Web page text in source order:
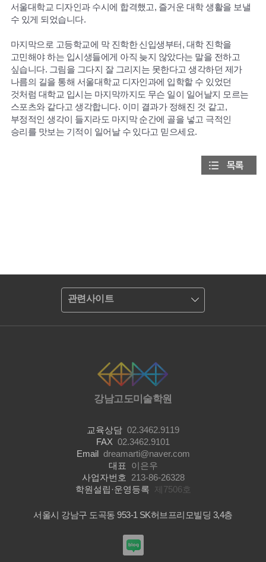
서울대학교 디자인과 수시에 합격했고, 즐거운 대학 생활을 보낼
수 있게 되었습니다.
마지막으로 고등학교에 막 진학한 신입생부터, 대학 진학을
고민해야 하는 입시생들에게 아직 늦지 않았다는 말을 전하고
싶습니다. 그림을 그다지 잘 그리지는 못한다고 생각하던 제가
나름의 길을 통해 서울대학교 디자인과에 입학할 수 있었던
것처럼 대학교 입시는 마지막까지도 무슨 일이 일어날지 모르는
스포츠와 같다고 생각합니다. 이미 결과가 정해진 것 같고,
부정적인 생각이 들지라도 마지막 순간에 골을 넣고 극적인
승리를 맛보는 기적이 일어날 수 있다고 믿으세요.
관련사이트
강남고도미술학원
교육상담 02.3462.9119
FAX 02.3462.9101
Email dreamarti@naver.com
대표
이은우
사업자번호
213-86-26328
학원설립·운영등록 제7506호
서울시 강남구 도곡동 953-1 SK허브프리모빌딩 3,4층